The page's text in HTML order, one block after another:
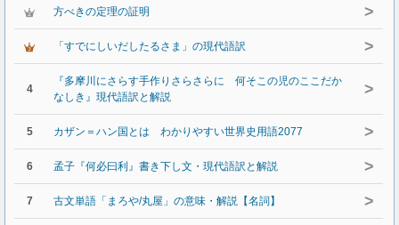
方べきの定理の証明 >
「すでにしいだしたるさま」の現代語訳 >
4
『多摩川にさらす手作りさらさらに 何そこの児のここだか
なしき』現代語訳と解説
>
5 カザン＝ハン国とは わかりやすい世界史用語2077 >
6 孟子『何必曰利』書き下し文・現代語訳と解説 >
7 古文単語「まろや/丸屋」の意味・解説【名詞】 >